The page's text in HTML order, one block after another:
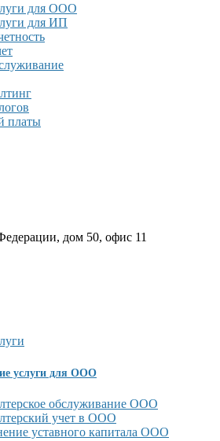
для ООО
для ИП
платы
дом 50, офис 11
услуги для ООО
обслуживание ООО
учет в ООО
уставного капитала ООО